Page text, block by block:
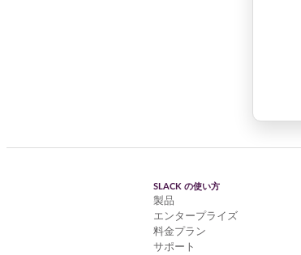
SLACK の使い方
製品
エンタープライズ
料金プラン
サポート